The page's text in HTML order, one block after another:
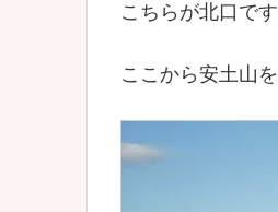
こちらが北口で
ここから安土山